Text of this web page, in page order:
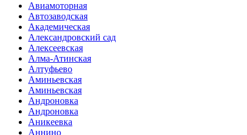
Авиамоторная
Автозаводская
Академическая
Александровский сад
Алексеевская
Алма-Атинская
Алтуфьево
Аминьевская
Аминьевская
Андроновка
Андроновка
Аникеевка
Аннино